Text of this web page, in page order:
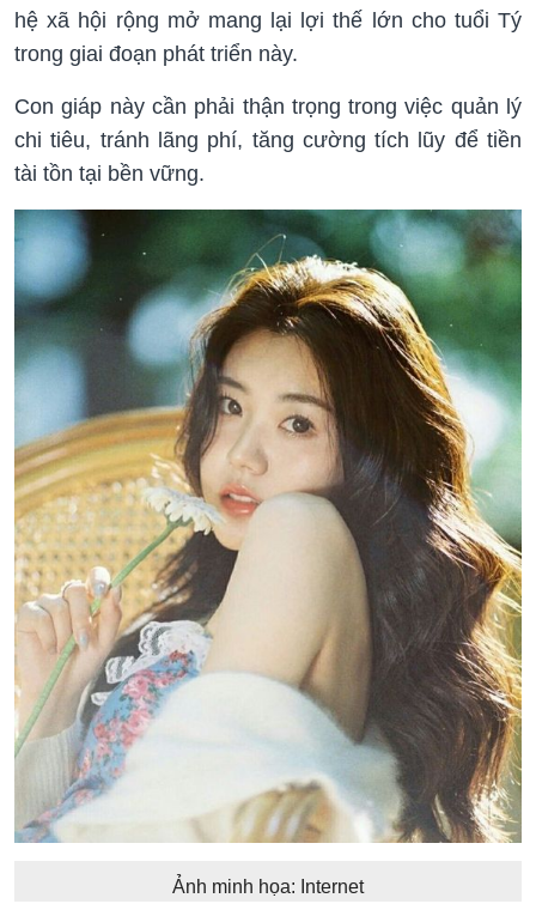
hệ xã hội rộng mở mang lại lợi thế lớn cho tuổi Tý
trong giai đoạn phát triển này.
Con giáp này cần phải thận trọng trong việc quản lý
chi tiêu, tránh lãng phí, tăng cường tích lũy để tiền
tài tồn tại bền vững.
Ảnh minh họa: Internet